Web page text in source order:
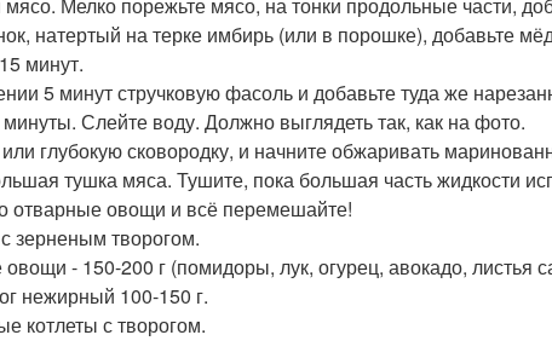
натертый на терке имбирь (или в порошке), добавьте
минут.
5 минут стручковую фасоль и добавьте туда же
Слейте воду. Должно выглядеть так, как на фото.
или глубокую сковородку, и начните обжаривать
тушка мяса. Тушите, пока большая часть жидкости
отварные овощи и всё перемешайте!
зерненым творогом.
- 150-200 г (помидоры, лук, огурец, авокадо, листья
нежирный 100-150 г.
котлеты с творогом.